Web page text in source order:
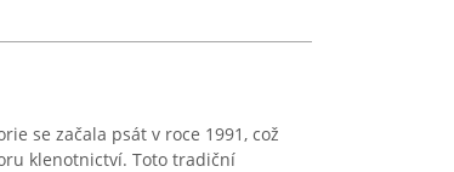
se začala psát v roce 1991, což
klenotnictví. Toto tradiční